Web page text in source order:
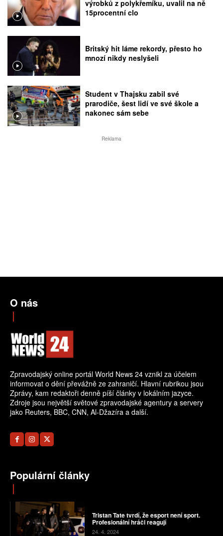
výrobků z polykřemíku, uvalil na ně
15procentní clo
Britský hit láme rekordy, přesto ho
mnozí nikdy neslyšeli
Student v Thajsku zabil své
prarodiče, šest lidí ve své škole a
nakonec sám sebe
Reklama
O nás
Zpravodajský online portál World News 24 vznikl za účelem
informovat o dění převážně ze zahraničí. Hlavní rubrikou jsou
Zprávy, kam redaktoři denně píší články v lokálním jazyce.
Zdroje jsou největší světové zpravodajské agentury a servery
jako Reuters, BBC, CNN, Al-Džazíra a další.
Populární články
Tristan Tate tvrdí, že esport není sport.
Profesionální hráči reagují
24. 4. 2024